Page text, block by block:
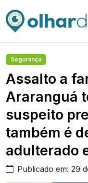
Segurança
Assalto a
Araranguá
suspeito
também é
adulterado
Publicado em: 29